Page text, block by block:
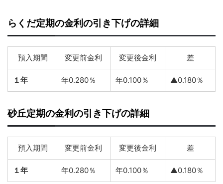
らくだ定期の金利の引き下げの詳細
預入期間 変更前金利 変更後金利 差
１年 年0.280％ 年0.100％ ▲0.180％
砂丘定期の金利の引き下げの詳細
預入期間 変更前金利 変更後金利 差
１年 年0.280％ 年0.100％ ▲0.180％